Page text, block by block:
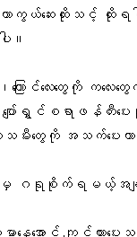
ာကွယ်ဆေးထိုးသင့် ထို
။
ြောင်လေးတွေကို ကလေး
ျော်ရွှင်စရာဖန်တီး
သမီးတွေကို အသက်ပေ
ာင်မှ ဂရုစိုက်ရမယ့်အခ
အောင် ကျင့်ထားပေ